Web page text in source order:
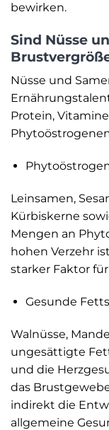
bewirken.
Sind Nüsse
Nüsse und
Protein,
Leinsamen,
Kürbiskerne
Mengen an
hohen Verzehr
starker Faktor
Gesunde
Walnüsse,
ungesättigte
und die
das
indirekt die
allgemeine